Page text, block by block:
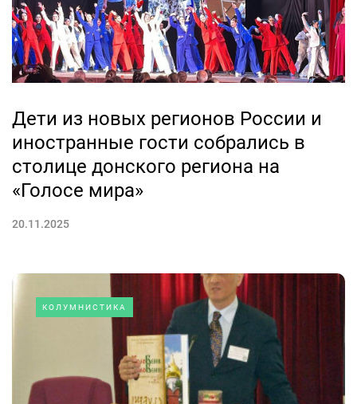
Дети из новых регионов России и
иностранные гости собрались в
столице донского региона на
«Голосе мира»
20.11.2025
КОЛУМНИСТИКА